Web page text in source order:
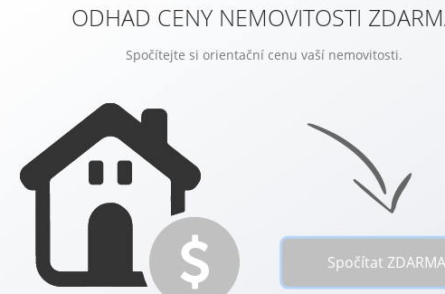
energie. Posledním důvodem je zájem na omezení dodávek
můžete dle podmínek, které jsou definovány smlouvou.
od smlouvy bez sankcí ve lhůtě nejpozději 10 dní před
ZA VELKOOBCHODNÍ CENY
ODHAD CENY NEMOVITOSTI
Spočítejte si orientační cenu vaší nemovitosti.
Spočítat ZDARMA